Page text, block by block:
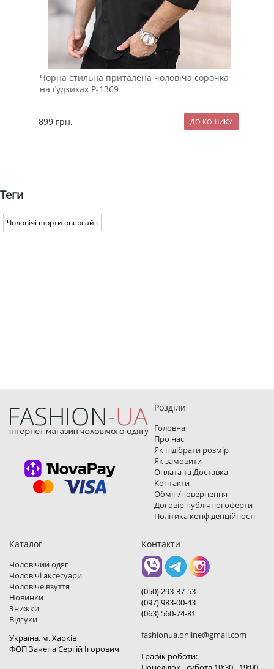
Чорна стильна приталена чоловіча сорочка
на ґудзиках Р-1369
899 грн.
Теги
Чоловічі шорти оверсайз
Розділи
Головна
Про нас
Як підібрати розмір
Як замовити
Оплата та Доставка
Контакти
Обмін/повернення
Договір публічної оферти
Політика конфіденційності
Каталог
Чоловічий одяг
Чоловічі аксесуари
Чоловіче взуття
Новинки
Знижки
Відгуки
Україна, м. Харкiв
ФОП Зачепа Сергій Ігорович
Контакти
(050) 293-37-53
(097) 983-00-43
(063) 560-74-81
fashionua.online@gmail.com
Графік роботи: